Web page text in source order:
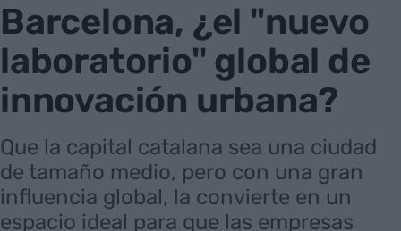
Barcelona, ​​¿el "nuevo
laboratorio" global de
innovación urbana?
Que la capital catalana sea una ciudad
de tamaño medio, pero con una gran
influencia global, la convierte en un
espacio ideal para que las empresas